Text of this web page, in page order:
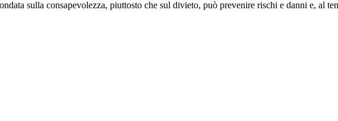
sulla consapevolezza, piuttosto che sul divieto, può prevenire rischi e danni e, al